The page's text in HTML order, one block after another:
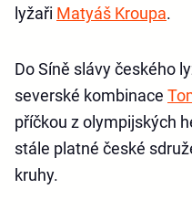
lyžaři Matyáš Kroupa.
Do Síně slávy českého
severské kombinace
příčkou z olympijských
stále platné české
kruhy.